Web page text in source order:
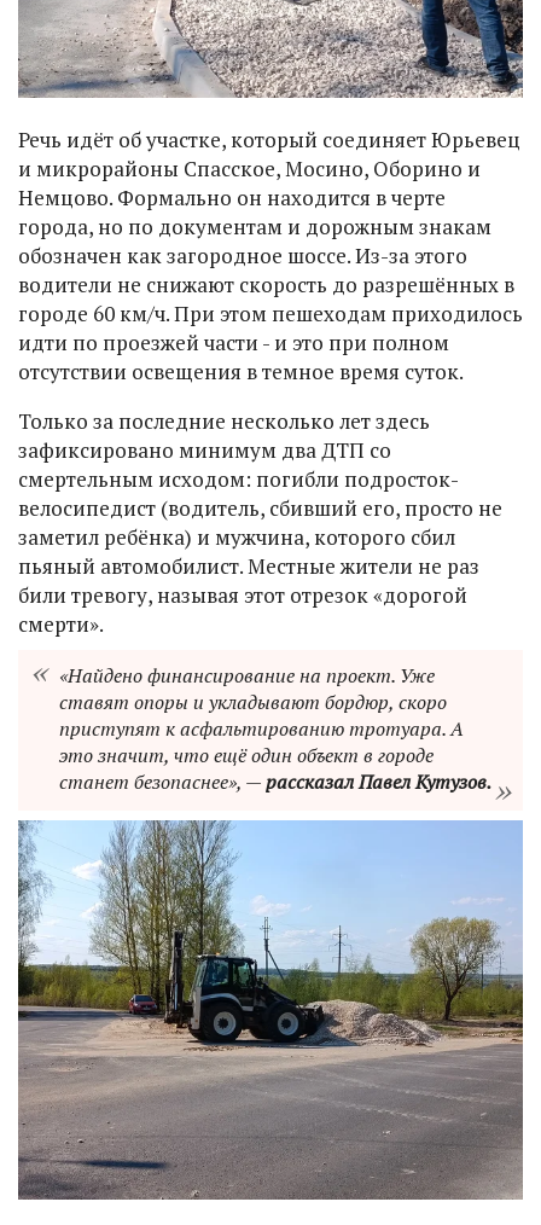
Речь идёт об участке, который соединяет Юрьевец
и микрорайоны Спасское, Мосино, Оборино и
Немцово. Формально он находится в черте
города, но по документам и дорожным знакам
обозначен как загородное шоссе. Из-за этого
водители не снижают скорость до разрешённых в
городе 60 км/ч. При этом пешеходам приходилось
идти по проезжей части - и это при полном
отсутствии освещения в темное время суток.
Только за последние несколько лет здесь
зафиксировано минимум два ДТП со
смертельным исходом: погибли подросток-
велосипедист (водитель, сбивший его, просто не
заметил ребёнка) и мужчина, которого сбил
пьяный автомобилист. Местные жители не раз
били тревогу, называя этот отрезок «дорогой
смерти».
«Найдено финансирование на проект. Уже
ставят опоры и укладывают бордюр, скоро
приступят к асфальтированию тротуара. А
это значит, что ещё один объект в городе
станет безопаснее», —рассказал Павел Кутузов.